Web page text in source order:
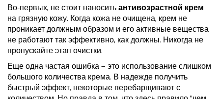
Во-первых, не стоит наноситьантивозрастной крем
на грязную кожу. Когда кожа не очищена, крем не
проникает должным образом и его активные вещества
не работают так эффективно, как должны. Никогда не
пропускайте этап очистки.
Еще одна частая ошибка — это использование слишком
большого количества крема. В надежде получить
быстрый эффект, некоторые перебарщивают с